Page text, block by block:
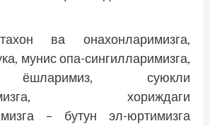
ва онахонларимизга,
мунис опа-сингилларимизга,
ёшларимиз, суюкли
хориждаги
– бутун эл-юртимизга